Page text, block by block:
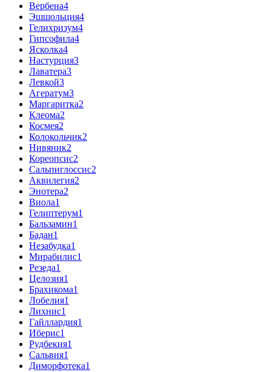
Вербена4
Эшшольция4
Гелихризум4
Гипсофила4
Ясколка4
Настурция3
Лаватера3
Левкой3
Агератум3
Маргаритка2
Клеома2
Космея2
Колокольчик2
Нивяник2
Кореопсис2
Сальпиглоссис2
Аквилегия2
Энотера2
Виола1
Гелиптерум1
Бальзамин1
Бадан1
Незабудка1
Мирабилис1
Резеда1
Целозия1
Брахикома1
Лобелия1
Лихнис1
Гайллардия1
Иберис1
Рудбекия1
Сальвия1
Диморфотека1